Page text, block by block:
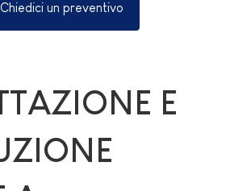
Chiedici un preventivo
E